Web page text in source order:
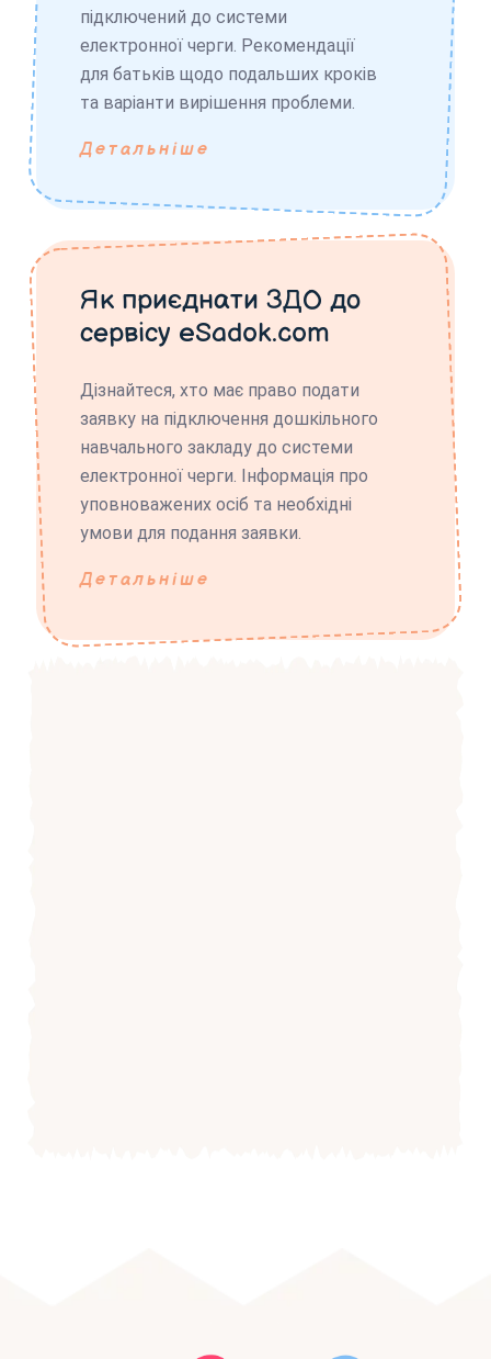
підключений до системи
електронної черги. Рекомендації
для батьків щодо подальших кроків
та варіанти вирішення проблеми.
Детальніше
Як приєднати ЗДО до
сервісу eSadok.com
Дізнайтеся, хто має право подати
заявку на підключення дошкільного
навчального закладу до системи
електронної черги. Інформація про
уповноважених осіб та необхідні
умови для подання заявки.
Детальніше